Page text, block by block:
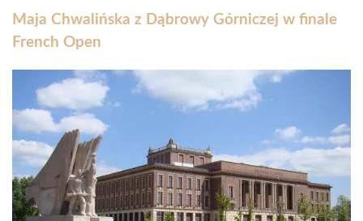
Maja Chwalińska z Dąbrowy Górniczej w finale
French Open